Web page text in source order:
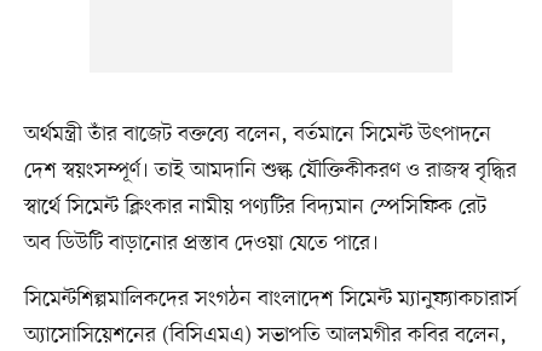
অর্থমন্ত্রী তাঁর বাজেট বক্তব্যে বলেন, বর্তমানে সিমেন্ট উৎপাদনে
দেশ স্বয়ংসম্পূর্ণ। তাই আমদানি শুল্ক যৌক্তিকীকরণ ও রাজস্ব বৃদ্ধির
স্বার্থে সিমেন্ট ক্লিংকার নামীয় পণ্যটির বিদ্যমান স্পেসিফিক রেট
অব ডিউটি বাড়ানোর প্রস্তাব দেওয়া যেতে পারে।
সিমেন্টশিল্পমালিকদের সংগঠন বাংলাদেশ সিমেন্ট ম্যানুফ্যাকচারার্স
অ্যাসোসিয়েশনের (বিসিএমএ) সভাপতি আলমগীর কবির বলেন,